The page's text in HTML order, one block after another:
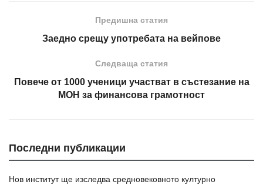
Предишна статия
Заедно срещу употребата на вейпове
Следваща статия
Повече от 1000 ученици участват в състезание на
МОН за финансова грамотност
Последни публикации
Нов институт ще изследва средновековното културно